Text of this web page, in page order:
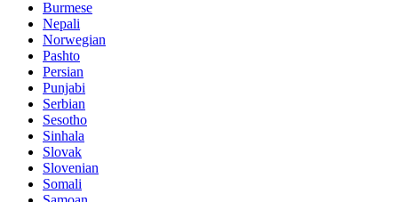
Burmese
Nepali
Norwegian
Pashto
Persian
Punjabi
Serbian
Sesotho
Sinhala
Slovak
Slovenian
Somali